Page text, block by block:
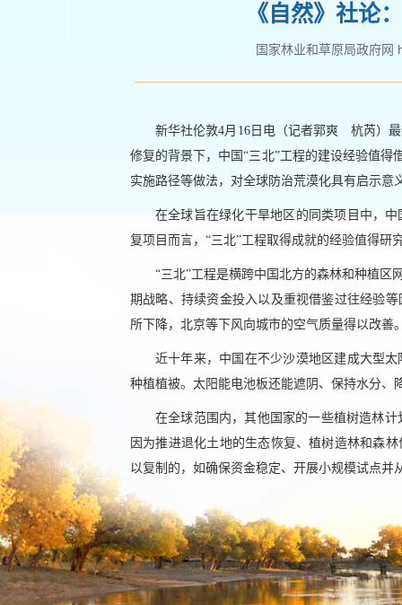
《自然》社论
国家林业和草原局政府网
新华社伦敦4月16日电（记者郭爽 杭芮）
修复的背景下，中国“三北”工程的建设经验值得
实施路径等做法，对全球防治荒漠化具有启示意
在全球旨在绿化干旱地区的同类项目中，
复项目而言，“三北”工程取得成就的经验值得研
“三北”工程是横跨中国北方的森林和种植区
期战略、持续资金投入以及重视借鉴过往经验
所下降，北京等下风向城市的空气质量得以改善
近十年来，中国在不少沙漠地区建成大型
种植植被。太阳能电池板还能遮阴、保持水分、
在全球范围内，其他国家的一些植树造林
因为推进退化土地的生态恢复、植树造林和森
以复制的，如确保资金稳定、开展小规模试点并